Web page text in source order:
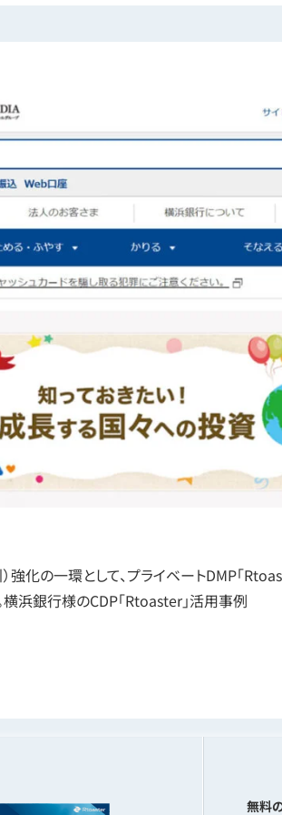
強化の一環として、プライベートDMP「
浜銀行様のCDP「Rtoaster」活用事例
無料